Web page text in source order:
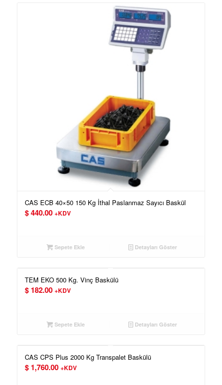
CAS ECB 40×50 150 Kg İthal Paslanmaz Sayıcı Baskül
$440.00 +KDV
Sepete Ekle Detayları Göster
TEM EKO 500 Kg. Vinç Baskülü
$182.00 +KDV
Sepete Ekle Detayları Göster
CAS CPS Plus 2000 Kg Transpalet Baskülü
$1,760.00 +KDV